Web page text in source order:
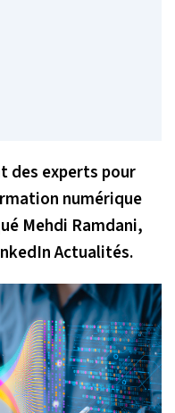
des experts pour
numérique
Mehdi Ramdani,
Actualités.